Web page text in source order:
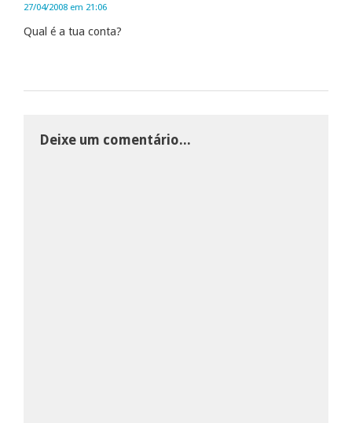
27/04/2008 em 21:06
Qual é a tua conta?
Deixe um comentário...